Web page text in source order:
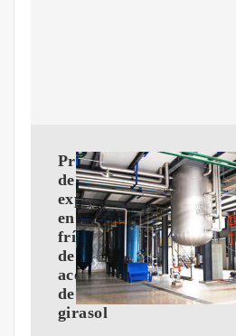
Procesamiento
de
expulsor
en
frío
de
aceite
de
girasol